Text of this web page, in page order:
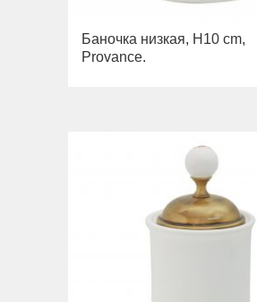
Баночка низкая, H10 cm,
Provance.